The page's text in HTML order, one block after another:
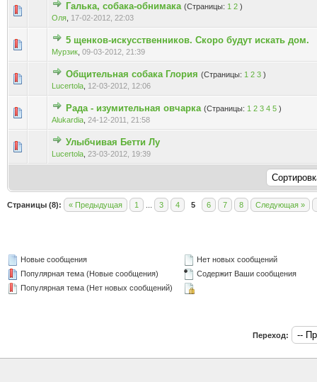
Галька, собака-обнимака (Страницы: 1 2 )
Оля 17-02-2012, 22:03
Голосов: 0 - Средняя оценка: 0 из 5
12345
5 щенков-искусственников. Скоро будут искать дом.
Мурзик 09-03-2012, 21:39
Голосов: 0 - Средняя оценка: 0 из 5
12345
Общительная собака Глория (Страницы: 1 2 3 )
Lucertola 12-03-2012, 12:06
Голосов: 0 - Средняя оценка: 0 из 5
12345
Рада - изумительная овчарка (Страницы: 1 2 3 4 5 )
Alukardia 24-12-2011, 21:58
Голосов: 0 - Средняя оценка: 0 из 5
123 45
Улыбчивая Бетти Лу
Lucertola 23-03-2012, 19:39
Голосов: 0 - Средняя оценка: 0 из 5
123
Страницы (8): « Предыдущая 1 3 4 5 6 7 8 Следующая »
Новые сообщения
Популярная тема (Новые сообщения)
Популярная тема (Нет новых сообщений)
Нет новых сообщений
Содержит Ваши сообщения
Переход: